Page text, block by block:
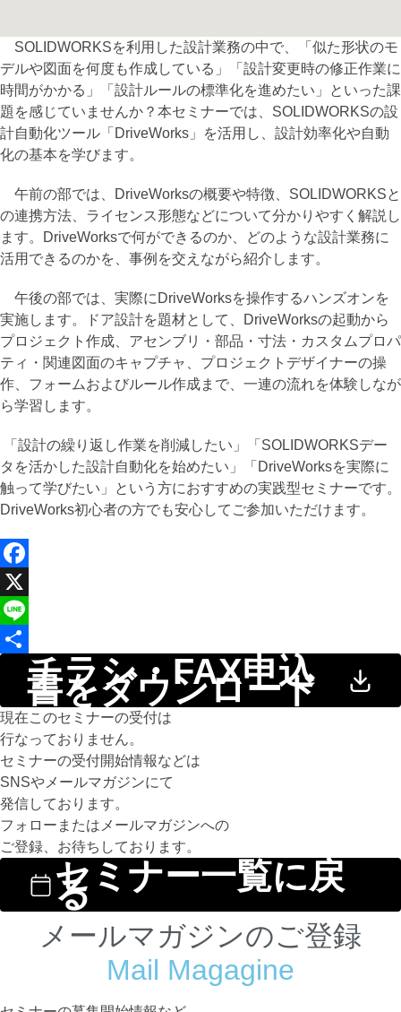
SOLIDWORKSを利用した設計業務の中で、「似た形状のモ
デルや図面を何度も作成している」「設計変更時の修正作業に
時間がかかる」「設計ルールの標準化を進めたい」といった課
題を感じていませんか？本セミナーでは、SOLIDWORKSの設
計自動化ツール「DriveWorks」を活用し、設計効率化や自動
化の基本を学びます。
午前の部では、DriveWorksの概要や特徴、SOLIDWORKSと
の連携方法、ライセンス形態などについて分かりやすく解説し
ます。DriveWorksで何ができるのか、どのような設計業務に
活用できるのかを、事例を交えながら紹介します。
午後の部では、実際にDriveWorksを操作するハンズオンを
実施します。ドア設計を題材として、DriveWorksの起動から
プロジェクト作成、アセンブリ・部品・寸法・カスタムプロパ
ティ・関連図面のキャプチャ、プロジェクトデザイナーの操
作、フォームおよびルール作成まで、一連の流れを体験しなが
ら学習します。
「設計の繰り返し作業を削減したい」「SOLIDWORKSデー
タを活かした設計自動化を始めたい」「DriveWorksを実際に
触って学びたい」という方におすすめの実践型セミナーです。
DriveWorks初心者の方でも安心してご参加いただけます。
Facebook
X
Line
チラシ・FAX申込
書をダウンロード
現在このセミナーの受付は
行なっておりません。
セミナーの受付開始情報などは
SNSやメールマガジンにて
発信しております。
フォローまたはメールマガジンへの
ご登録、お待ちしております。
セミナー一覧に戻
る
メールマガジンのご登録
Mail Magagine